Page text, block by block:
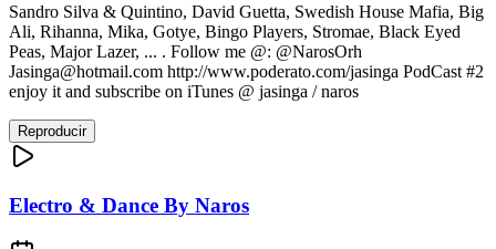
Sandro Silva & Quintino, David Guetta, Swedish House Mafia, Big
Ali, Rihanna, Mika, Gotye, Bingo Players, Stromae, Black Eyed
Peas, Major Lazer, ... . Follow me @: @NarosOrh
Jasinga@hotmail.com http://www.poderato.com/jasinga PodCast #2
enjoy it and subscribe on iTunes @ jasinga / naros
Reproducir
Electro & Dance By Naros